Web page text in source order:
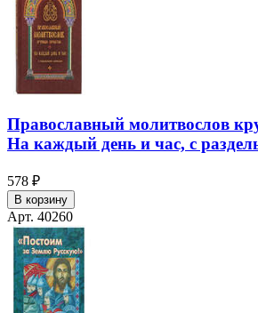
Православный молитвослов
На каждый день и час, с
578 ₽
В корзину
Арт. 40260